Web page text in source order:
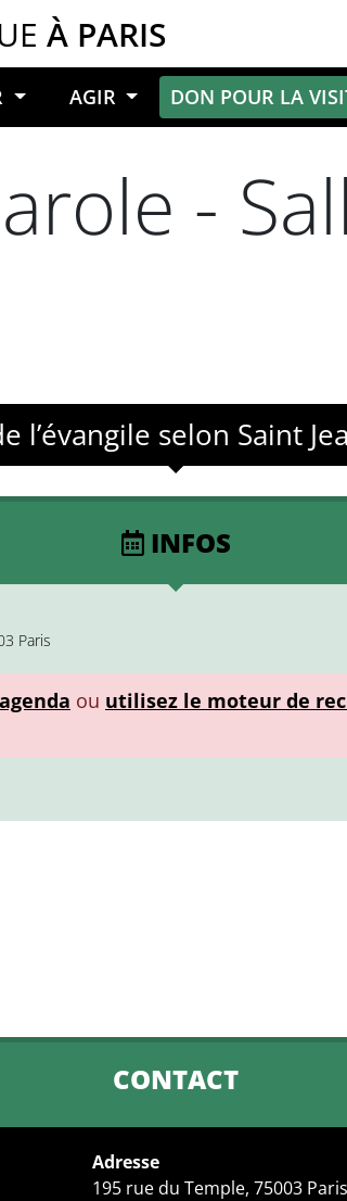
À PARIS
AGIR DON POUR LA
-
selon Saint
INFOS
Paris
ou utilisez le moteur de
CONTACT
Adresse
195 rue du Temple, 75003 Paris